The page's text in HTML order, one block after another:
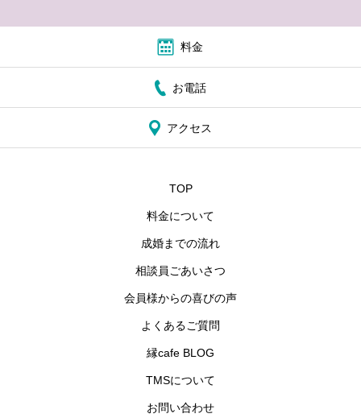
料金
お電話
アクセス
TOP
料金について
成婚までの流れ
相談員ごあいさつ
会員様からの喜びの声
よくあるご質問
縁cafe BLOG
TMSについて
お問い合わせ